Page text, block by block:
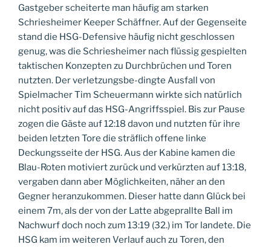
Gastgeber scheiterte man häufig am starken
Schriesheimer Keeper Schäffner. Auf der Gegenseite
stand die HSG-Defensive häufig nicht geschlossen
genug, was die Schriesheimer nach flüssig gespielten
taktischen Konzepten zu Durchbrüchen und Toren
nutzten. Der verletzungsbe-dingte Ausfall von
Spielmacher Tim Scheuermann wirkte sich natürlich
nicht positiv auf das HSG-Angriffsspiel. Bis zur Pause
zogen die Gäste auf 12:18 davon und nutzten für ihre
beiden letzten Tore die sträflich offene linke
Deckungsseite der HSG. Aus der Kabine kamen die
Blau-Roten motiviert zurück und verkürzten auf 13:18,
vergaben dann aber Möglichkeiten, näher an den
Gegner heranzukommen. Dieser hatte dann Glück bei
einem 7m, als der von der Latte abgeprallte Ball im
Nachwurf doch noch zum 13:19 (32.) im Tor landete. Die
HSG kam im weiteren Verlauf auch zu Toren, den